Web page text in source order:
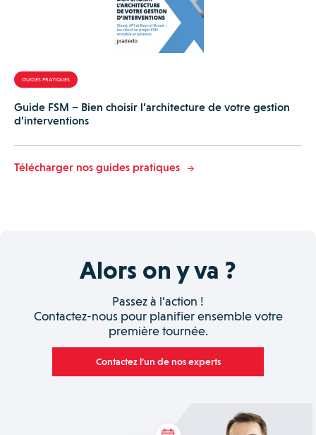
GUIDES PRATIQUES
Guide FSM – Bien choisir l’architecture de votre gestion
d’interventions
Télécharger nos guides pratiques
Alors on y va ?
Passez à l’action !
Contactez-nous pour planifier ensemble votre
première tournée.
Contactez l’un de nos experts